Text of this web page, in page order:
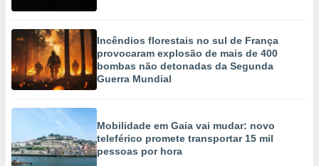
Incêndios florestais no sul de França
provocaram explosão de mais de 400
bombas não detonadas da Segunda
Guerra Mundial
Mobilidade em Gaia vai mudar: novo
teleférico promete transportar 15 mil
pessoas por hora